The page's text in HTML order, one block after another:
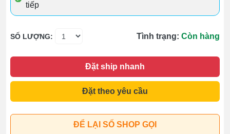
tiếp
SỐ LƯỢNG: Tình trạng: Còn hàng
Đặt ship nhanh
Đặt theo yêu cầu
ĐỂ LẠI SỐ SHOP GỌI